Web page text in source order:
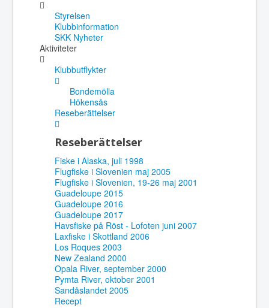
Styrelsen
Klubbinformation
SKK Nyheter
Aktiviteter
Klubbutflykter
Bondemölla
Hökensås
Reseberättelser
Reseberättelser
Fiske i Alaska, juli 1998
Flugfiske i Slovenien maj 2005
Flugfiske i Slovenien, 19-26 maj 2001
Guadeloupe 2015
Guadeloupe 2016
Guadeloupe 2017
Havsfiske på Röst - Lofoten juni 2007
Laxfiske i Skottland 2006
Los Roques 2003
New Zealand 2000
Opala River, september 2000
Pymta River, oktober 2001
Sandåslandet 2005
Recept